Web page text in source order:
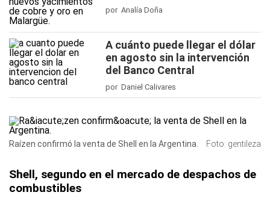
por Analía Doña
A cuánto puede llegar el dólar
en agosto sin la intervención
del Banco Central
por Daniel Calivares
Raízen confirmó la venta de Shell en la Argentina. Foto: gentileza
Shell, segundo en el mercado de despachos de
combustibles